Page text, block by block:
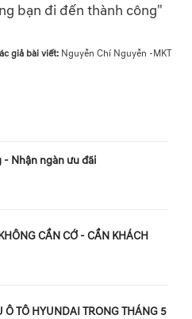
bạn đi đến thành công"
giả bài viết: Nguyễn Chí Nguyễn -MKT
- Nhận ngàn ưu đãi
CẦN CỚ - CẦN KHÁCH
Ô TÔ HYUNDAI TRONG THÁNG 5